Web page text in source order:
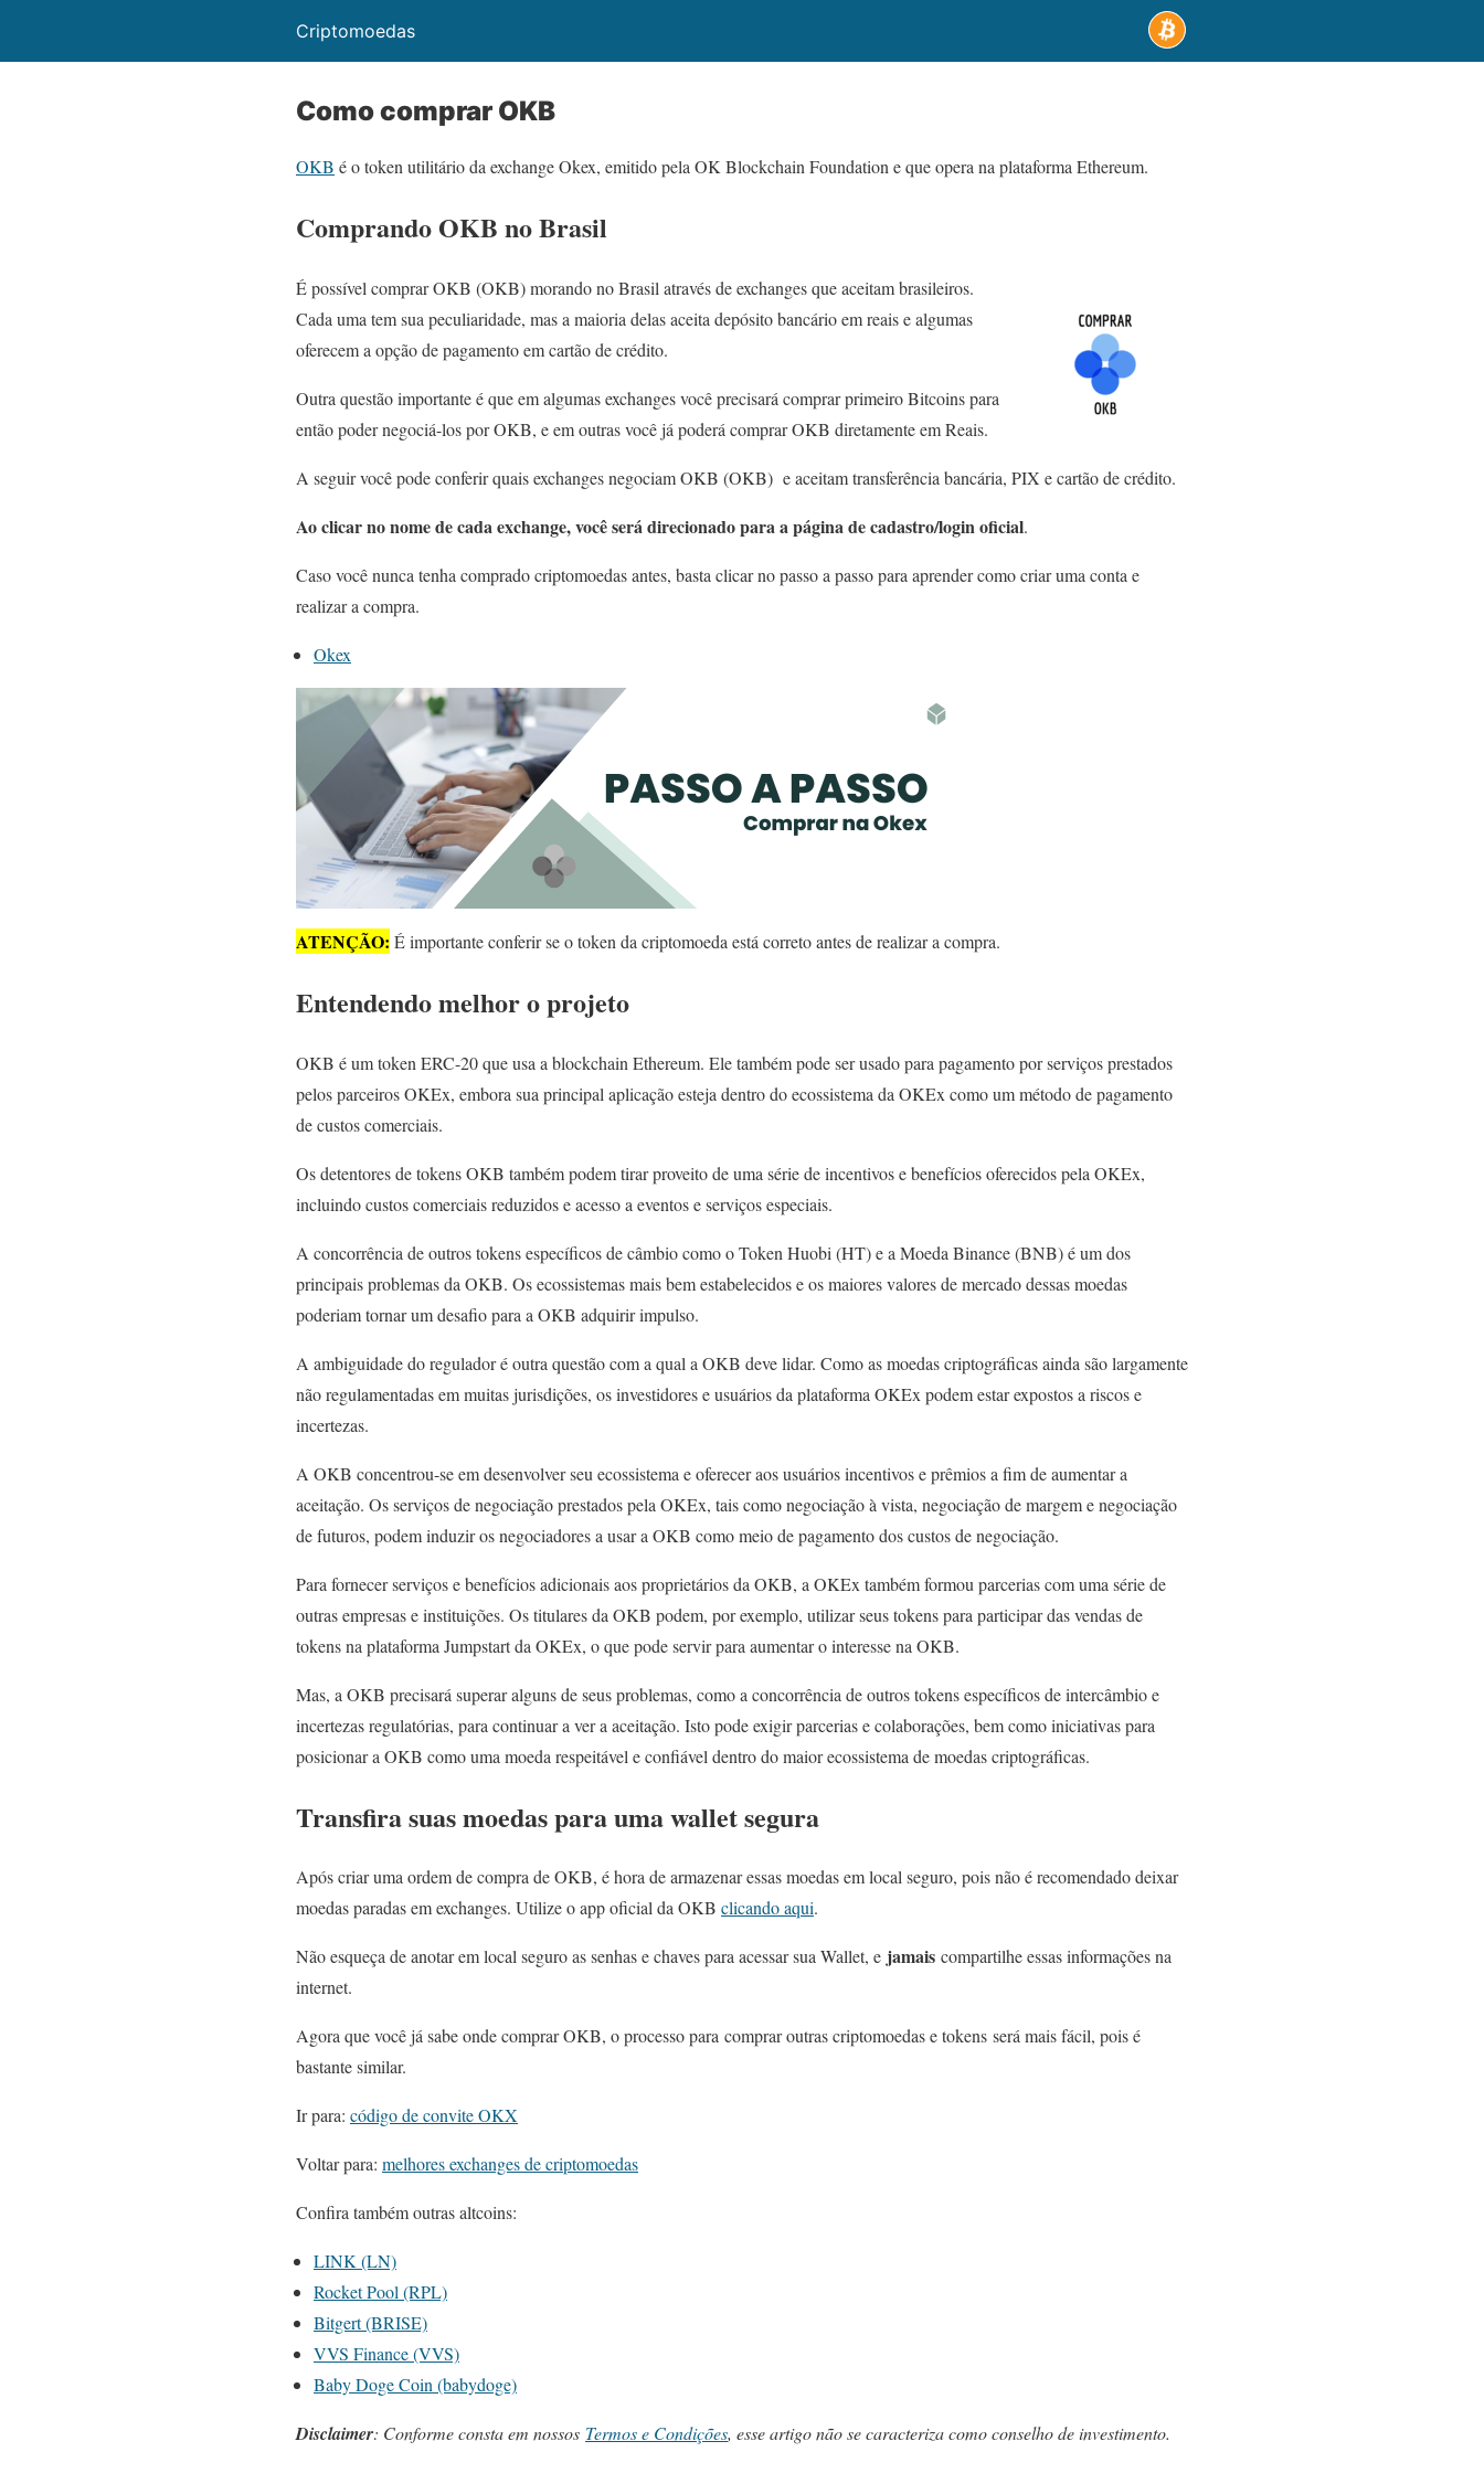
Criptomoedas
Como comprar OKB
OKB é o token utilitário da exchange Okex, emitido pela OK Blockchain Foundation e que opera na plataforma Ethereum.
Comprando OKB no Brasil
É possível comprar OKB (OKB) morando no Brasil através de exchanges que aceitam brasileiros.
Cada uma tem sua peculiaridade, mas a maioria delas aceita depósito bancário em reais e algumas
oferecem a opção de pagamento em cartão de crédito.
Outra questão importante é que em algumas exchanges você precisará comprar primeiro Bitcoins para
então poder negociá-los por OKB, e em outras você já poderá comprar OKB diretamente em Reais.
A seguir você pode conferir quais exchanges negociam OKB (OKB) e aceitam transferência bancária, PIX e cartão de crédito.
Ao clicar no nome de cada exchange, você será direcionado para a página de cadastro/login oficial.
Caso você nunca tenha comprado criptomoedas antes, basta clicar no passo a passo para aprender como criar uma conta e
realizar a compra.
Okex
ATENÇÃO: É importante conferir se o token da criptomoeda está correto antes de realizar a compra.
Entendendo melhor o projeto
OKB é um token ERC-20 que usa a blockchain Ethereum. Ele também pode ser usado para pagamento por serviços prestados
pelos parceiros OKEx, embora sua principal aplicação esteja dentro do ecossistema da OKEx como um método de pagamento
de custos comerciais.
Os detentores de tokens OKB também podem tirar proveito de uma série de incentivos e benefícios oferecidos pela OKEx,
incluindo custos comerciais reduzidos e acesso a eventos e serviços especiais.
A concorrência de outros tokens específicos de câmbio como o Token Huobi (HT) e a Moeda Binance (BNB) é um dos
principais problemas da OKB. Os ecossistemas mais bem estabelecidos e os maiores valores de mercado dessas moedas
poderiam tornar um desafio para a OKB adquirir impulso.
A ambiguidade do regulador é outra questão com a qual a OKB deve lidar. Como as moedas criptográficas ainda são largamente
não regulamentadas em muitas jurisdições, os investidores e usuários da plataforma OKEx podem estar expostos a riscos e
incertezas.
A OKB concentrou-se em desenvolver seu ecossistema e oferecer aos usuários incentivos e prêmios a fim de aumentar a
aceitação. Os serviços de negociação prestados pela OKEx, tais como negociação à vista, negociação de margem e negociação
de futuros, podem induzir os negociadores a usar a OKB como meio de pagamento dos custos de negociação.
Para fornecer serviços e benefícios adicionais aos proprietários da OKB, a OKEx também formou parcerias com uma série de
outras empresas e instituições. Os titulares da OKB podem, por exemplo, utilizar seus tokens para participar das vendas de
tokens na plataforma Jumpstart da OKEx, o que pode servir para aumentar o interesse na OKB.
Mas, a OKB precisará superar alguns de seus problemas, como a concorrência de outros tokens específicos de intercâmbio e
incertezas regulatórias, para continuar a ver a aceitação. Isto pode exigir parcerias e colaborações, bem como iniciativas para
posicionar a OKB como uma moeda respeitável e confiável dentro do maior ecossistema de moedas criptográficas.
Transfira suas moedas para uma wallet segura
Após criar uma ordem de compra de OKB, é hora de armazenar essas moedas em local seguro, pois não é recomendado deixar
moedas paradas em exchanges. Utilize o app oficial da OKB clicando aqui.
Não esqueça de anotar em local seguro as senhas e chaves para acessar sua Wallet, e jamais compartilhe essas informações na
internet.
Agora que você já sabe onde comprar OKB, o processo para comprar outras criptomoedas e tokens será mais fácil, pois é
bastante similar.
Ir para: código de convite OKX
Voltar para: melhores exchanges de criptomoedas
Confira também outras altcoins:
LINK (LN)
Rocket Pool (RPL)
Bitgert (BRISE)
VVS Finance (VVS)
Baby Doge Coin (babydoge)
Disclaimer: Conforme consta em nossos Termos e Condições, esse artigo não se caracteriza como conselho de investimento.